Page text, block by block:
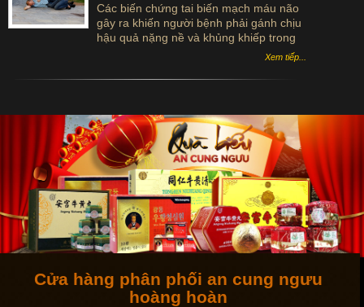
Các biến chứng tai biến mạch máu não
gây ra khiến người bệnh phải gánh chịu
hậu quả nặng nề và khủng khiếp trong
cuộc đời họ. Vậy biến chứng tai biếnXem tiếp...
Cửa hàng phân phối an cung ngưu
hoàng hoàn